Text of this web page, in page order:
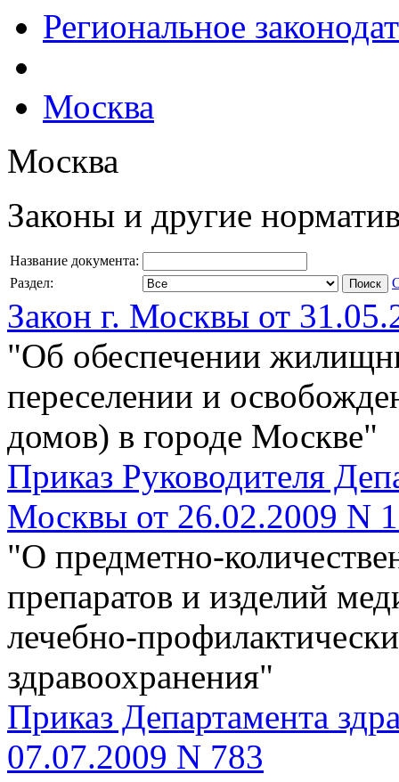
Региональное
Москва
Москва
Законы и другие
Название документа:
Раздел:
Закон г. Москвы от
"Об обеспечении
переселении и
домов) в городе Москве"
Приказ Руководителя
Москвы от 26.02.2009 N
"О предметно-
препаратов и изделий
лечебно-
здравоохранения"
Приказ Департамента
07.07.2009 N 783